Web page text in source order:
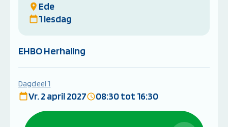
Ede
1 lesdag
EHBO Herhaling
Dagdeel 1
Vr. 2 april 2027 08:30 tot 16:30